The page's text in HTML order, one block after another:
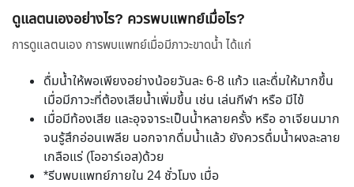
ดูแลตนเองอย่างไร? ควรพบแพทย์เมื่อไร?
การดูแลตนเอง การพบแพทย์เมื่อมีภาวะขาดน้ำ ได้แก่
ดื่มน้ำให้พอเพียงอย่างน้อยวันละ 6-8 แก้ว และดื่มให้มากขึ้น
เมื่อมีภาวะที่ต้องเสียน้ำเพิ่มขึ้น เช่น เล่นกีฬา หรือ มีไข้
เมื่อมีท้องเสีย และอุจจาระเป็นน้ำหลายครั้ง หรือ อาเจียนมาก
จนรู้สึกอ่อนเพลีย นอกจากดื่มน้ำแล้ว ยังควรดื่มน้ำผงละลาย
เกลือแร่ (โออาร์เอส)ด้วย
*รีบพบแพทย์ภายใน 24 ชั่วโมง เมื่อ